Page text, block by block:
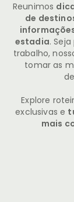
Reunimos
de
estadia.
trabalho,
tomar as
Explore
exclusivas e
mais